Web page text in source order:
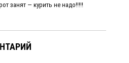
занят — курить не надо!!!!!